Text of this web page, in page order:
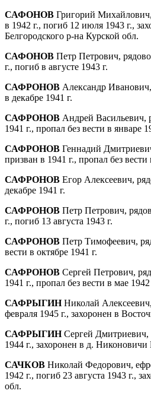
САФОНОВ Григорий
в 1942 г., погиб 12 июля 1943 г.,
Белго­родского р-на Курской обл.
САФОНОВ Петр Петрович,
г., погиб в августе 1943 г.
САФРОНОВ Александр
в декабре 1941 г.
САФРОНОВ Андрей Васильевич,
1941 г., пропал без вести в январе
САФРОНОВ Геннадий
призван в 1941 г., пропал без вести
САФРОНОВ Егор Алексеевич,
декабре 1941 г.
САФРОНОВ Петр Петрович,
г., погиб 13 августа 1943 г.
САФРОНОВ Петр Тимофеевич,
вести в октябре 1941 г.
САФРОНОВ Сергей Петрович,
1941 г., пропал без вести в мае 1942
САФРЫГИННиколай
февраля 1945 г., захоронен в
САФРЫГИНСергей Дмитриевич,
1944 г., захоронен в д. Никоновичи
САЧКОВ Николай Федорович,
1942 г., погиб 23 августа 1943 г.,
обл.